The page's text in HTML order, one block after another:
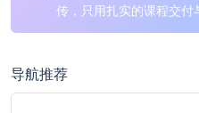
传，只用扎实的课程交付
导航推荐